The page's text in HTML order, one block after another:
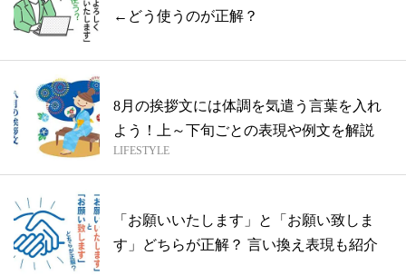
←どう使うのが正解？
8月の挨拶文には体調を気遣う言葉を入れ
よう！上～下旬ごとの表現や例文を解説
LIFESTYLE
「お願いいたします」と「お願い致しま
す」どちらが正解？ 言い換え表現も紹介